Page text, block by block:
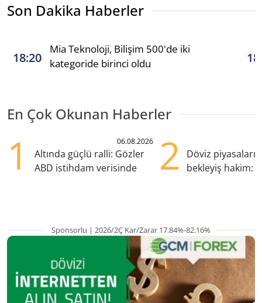
Son Dakika Haberler
18:20
Mia Teknoloji, Bilişim 500'de iki
kategoride birinci oldu
En Çok Okunan Haberler
1 06.08.2026
Altında güçlü ralli: Gözler
ABD istihdam verisinde
2
Döviz
bekleyiş hakim:
Sponsorlu | 2026/2Ç Kar/Zarar 17.84%-82.16%